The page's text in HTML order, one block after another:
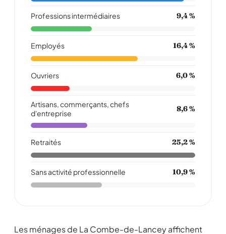
Professions intermédiaires 9,4 %
Employés 16,4 %
Ouvriers 6,0 %
Artisans, commerçants, chefs
d'entreprise
8,6 %
Retraités 25,2 %
Sans activité professionnelle 10,9 %
Les ménages de La Combe-de-Lancey affichent